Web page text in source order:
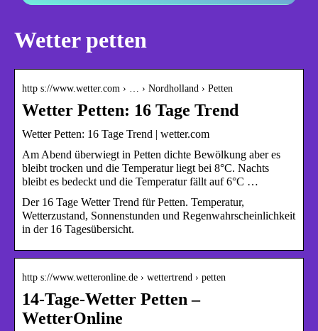
Wetter petten
http s://www.wetter.com › … › Nordholland › Petten
Wetter Petten: 16 Tage Trend
Wetter Petten: 16 Tage Trend | wetter.com
Am Abend überwiegt in Petten dichte Bewölkung aber es
bleibt trocken und die Temperatur liegt bei 8°C. Nachts
bleibt es bedeckt und die Temperatur fällt auf 6°C …
Der 16 Tage Wetter Trend für Petten. Temperatur,
Wetterzustand, Sonnenstunden und Regenwahrscheinlichkeit
in der 16 Tagesübersicht.
http s://www.wetteronline.de › wettertrend › petten
14-Tage-Wetter Petten –
WetterOnline